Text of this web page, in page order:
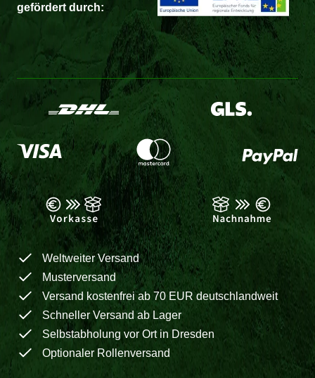
gefördert durch:
Weltweiter Versand
Musterversand
Versand kostenfrei ab 70 EUR deutschlandweit
Schneller Versand ab Lager
Selbstabholung vor Ort in Dresden
Optionaler Rollenversand